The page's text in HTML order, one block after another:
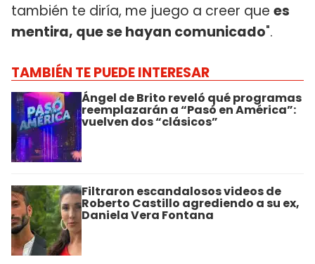
también te diría, me juego a creer que es
mentira, que se hayan comunicado".
TAMBIÉN TE PUEDE INTERESAR
Ángel de Brito reveló qué programas
reemplazarán a “Pasó en América”:
vuelven dos “clásicos”
Filtraron escandalosos videos de
Roberto Castillo agrediendo a su ex,
Daniela Vera Fontana